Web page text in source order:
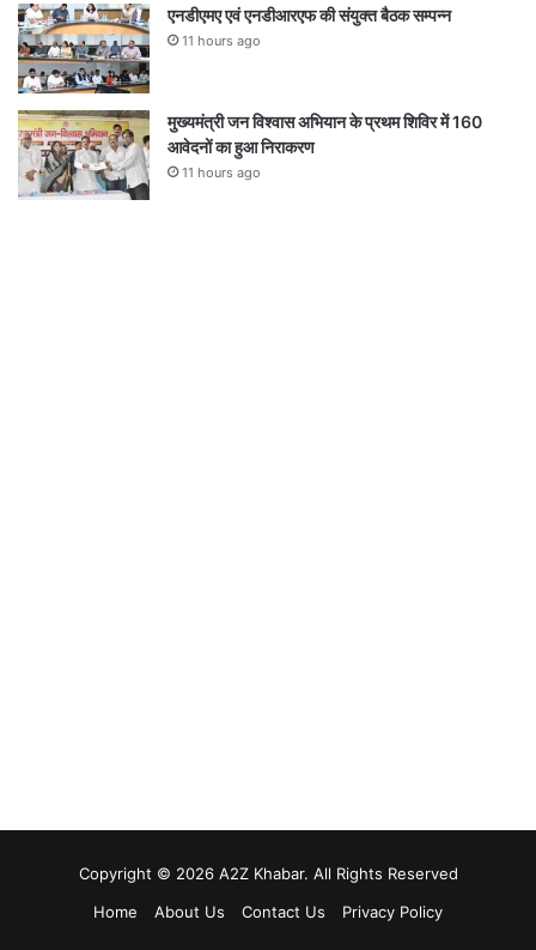
एनडीएमए एवं एनडीआरएफ की संयुक्त बैठक सम्पन्न
11 hours ago
मुख्यमंत्री जन विश्वास अभियान के प्रथम शिविर में 160
आवेदनों का हुआ निराकरण
11 hours ago
Copyright © 2026 A2Z Khabar. All Rights Reserved
Home
About Us Contact Us Privacy Policy